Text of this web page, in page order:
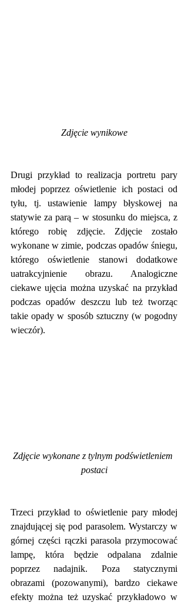
Zdjęcie wynikowe
Drugi przykład to realizacja portretu pary
młodej poprzez oświetlenie ich postaci od
tyłu, tj. ustawienie lampy błyskowej na
statywie za parą – w stosunku do miejsca, z
którego robię zdjęcie. Zdjęcie zostało
wykonane w zimie, podczas opadów śniegu,
którego oświetlenie stanowi dodatkowe
uatrakcyjnienie obrazu. Analogiczne
ciekawe ujęcia można uzyskać na przykład
podczas opadów deszczu lub też tworząc
takie opady w sposób sztuczny (w pogodny
wieczór).
Zdjęcie wykonane z tylnym podświetleniem
postaci
Trzeci przykład to oświetlenie pary młodej
znajdującej się pod parasolem. Wystarczy w
górnej części rączki parasola przymocować
lampę, która będzie odpalana zdalnie
poprzez nadajnik. Poza statycznymi
obrazami (pozowanymi), bardzo ciekawe
efekty można też uzyskać przykładowo w